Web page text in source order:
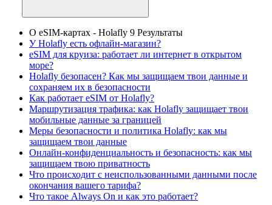
О eSIM-картах - Holafly 9 Результаты
У Holafly есть офлайн-магазин?
eSIM для круиза: работает ли интернет в открытом
море?
Holafly безопасен? Как мы защищаем твои данные и
сохраняем их в безопасности
Как работает eSIM от Holafly?
Маршрутизация трафика: как Holafly защищает твои
мобильные данные за границей
Меры безопасности и политика Holafly: как мы
защищаем твои данные
Онлайн-конфиденциальность и безопасность: как мы
защищаем твою приватность
Что происходит с неиспользованными данными после
окончания вашего тарифа?
Что такое Always On и как это работает?